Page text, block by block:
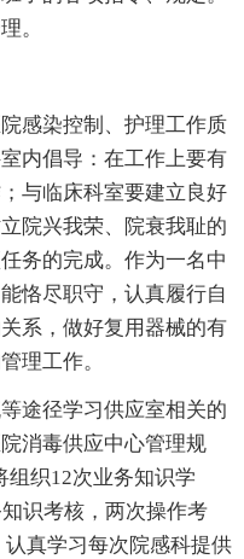
。
染控制、护理工作质
内倡导：在工作上要有
与临床科室要建立良好
院兴我荣、院衰我耻的
务的完成。作为一名中
恪尽职守，认真履行自
系，做好复用器械的有
理工作。
径学习供应室相关的
消毒供应中心管理规
织12次业务知识学
识考核，两次操作考
真学习每次院感科提供